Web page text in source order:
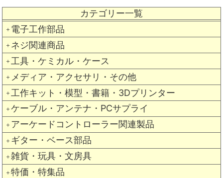
カテゴリー一覧
＋ 電子工作部品
＋ ネジ関連商品
＋ 工具・ケミカル・ケース
＋ メディア・アクセサリ・その他
＋ 工作キット・模型・書籍・3Dプリンター
＋ ケーブル・アンテナ・PCサプライ
＋ アーケードコントローラー関連製品
＋ ギター・ベース部品
＋ 雑貨・玩具・文房具
＋ 特価・特集品